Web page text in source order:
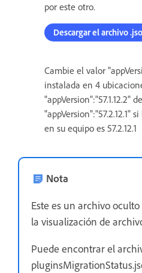
por este otro.
Descargar el archivo
Cambie el valor
instalada en 4
"appVersion":"57.1.12.2"
"appVersion":"57.2.12.1"
en su equipo es 57.2.12.1
Nota
Este es un archivo
la visualización de
Puede encontrar el